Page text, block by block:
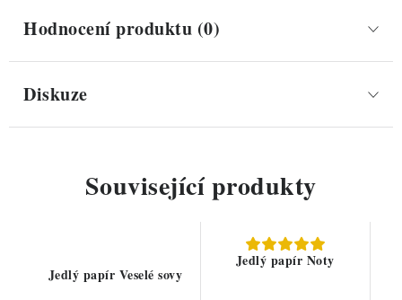
Hodnocení produktu (0)
Diskuze
Související produkty
Jedlý papír Veselé sovy
Jedlý papír Noty